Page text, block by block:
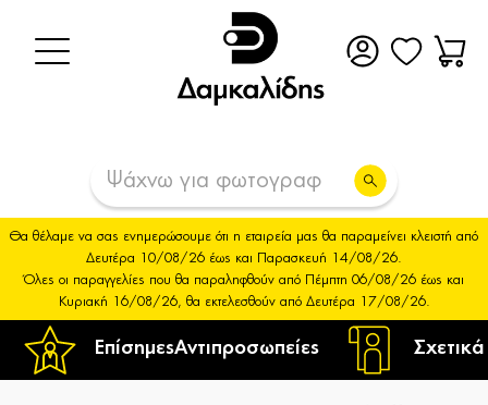
ΕπίσημεςΑντιπροσωπείες
Θα θέλαμε να σας ενημερώσουμε ότι η εταιρεία μας θα παραμείνει κλειστή από
Δευτέρα 10/08/26 έως και Παρασκευή 14/08/26.
Όλες οι παραγγελίες που θα παραληφθούν από Πέμπτη 06/08/26 έως και
Κυριακή 16/08/26, θα εκτελεσθούν από Δευτέρα 17/08/26.